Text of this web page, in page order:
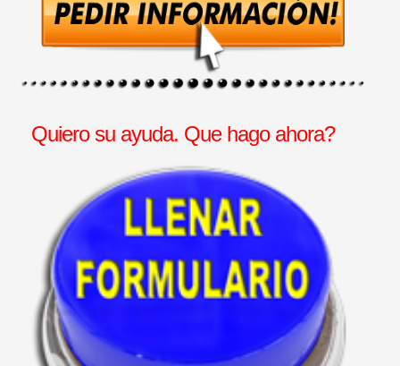
Quiero su ayuda. Que hago ahora?